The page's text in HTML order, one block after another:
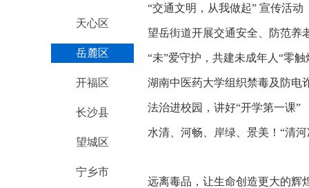
天心区
岳麓区
开福区
长沙县
望城区
宁乡市
“交通文明，从我做起” 宣传活动
望岳街道开展交通安全、防范养
“未”爱守护，共建未成年人“零触
湖南中医药大学组织禁毒及防电
法治进校园，讲好“开学第一课”
水清、河畅、岸绿、景美！“清
远离毒品，让生命创造更大的辉